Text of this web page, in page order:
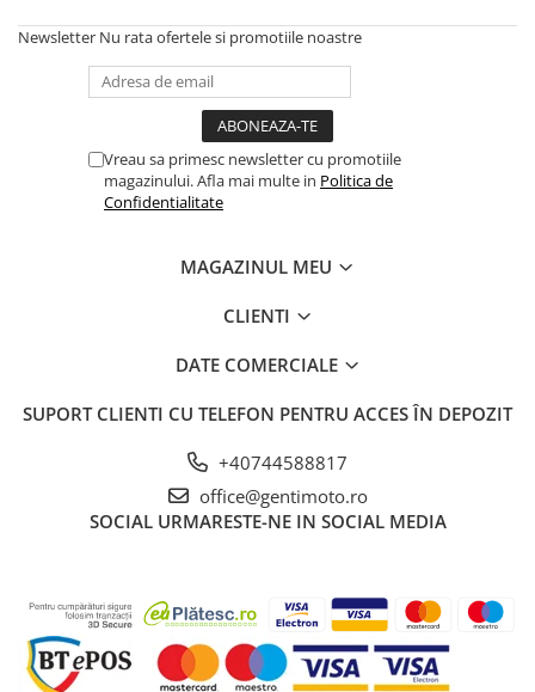
Newsletter Nu rata ofertele si promotiile noastre
Vreau sa primesc newsletter cu promotiile
magazinului. Afla mai multe in Politica de
Confidentialitate
MAGAZINUL MEU
CLIENTI
DATE COMERCIALE
SUPORT CLIENTI CU TELEFON PENTRU ACCES ÎN DEPOZIT
+40744588817
office@gentimoto.ro
SOCIAL URMARESTE-NE IN SOCIAL MEDIA